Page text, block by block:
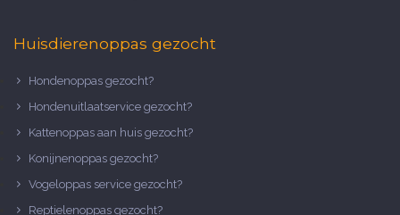
Huisdierenoppas gezocht
Hondenoppas gezocht?
Hondenuitlaatservice gezocht?
Kattenoppas aan huis gezocht?
Konijnenoppas gezocht?
Vogeloppas service gezocht?
Reptielenoppas gezocht?